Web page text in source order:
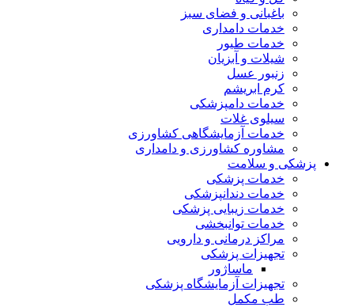
باغبانی و فضای سبز
خدمات دامداری
خدمات طیور
شیلات و آبزیان
زنبور عسل
کرم ابریشم
خدمات دامپزشکی
سیلوی غلات
خدمات آزمایشگاهی کشاورزی
مشاوره کشاورزی و دامداری
پزشکی و سلامت
خدمات پزشکی
خدمات دندانپزشکی
خدمات زیبایی پزشکی
خدمات توانبخشی
مراکز درمانی و دارویی
تجهیزات پزشکی
ماساژور
تجهیزات آزمایشگاه پزشکی
طب مکمل